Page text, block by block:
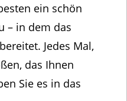
ein schön
– in dem das
Jedes Mal,
das Ihnen
Sie es in das